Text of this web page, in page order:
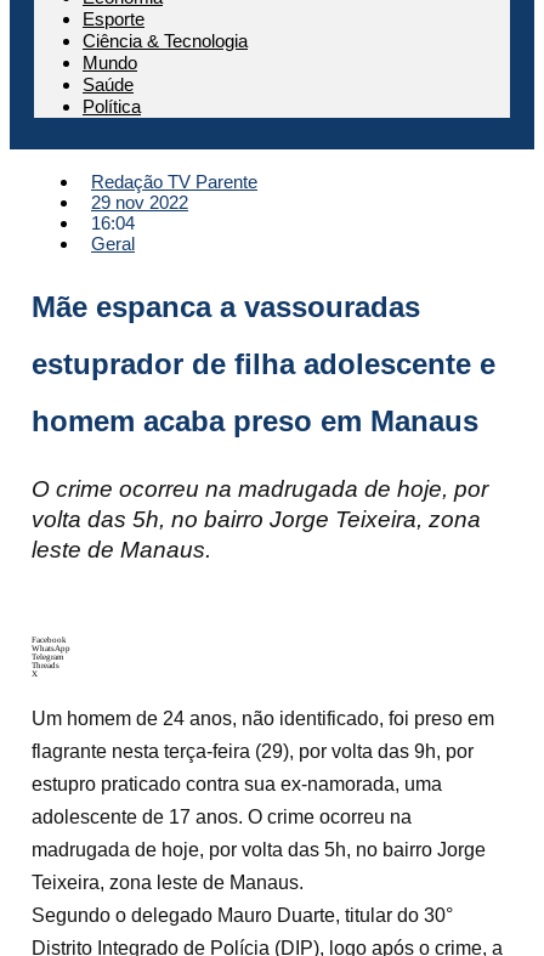
Esporte
Ciência & Tecnologia
Mundo
Saúde
Política
Redação TV Parente
29 nov 2022
16:04
Geral
Mãe espanca a vassouradas
estuprador de filha adolescente e
homem acaba preso em Manaus
O crime ocorreu na madrugada de hoje, por
volta das 5h, no bairro Jorge Teixeira, zona
leste de Manaus.
Facebook
WhatsApp
Telegram
Threads
X
Um homem de 24 anos, não identificado, foi preso em
flagrante nesta terça-feira (29), por volta das 9h, por
estupro praticado contra sua ex-namorada, uma
adolescente de 17 anos. O crime ocorreu na
madrugada de hoje, por volta das 5h, no bairro Jorge
Teixeira, zona leste de Manaus.
Segundo o delegado Mauro Duarte, titular do 30°
Distrito Integrado de Polícia (DIP), logo após o crime, a